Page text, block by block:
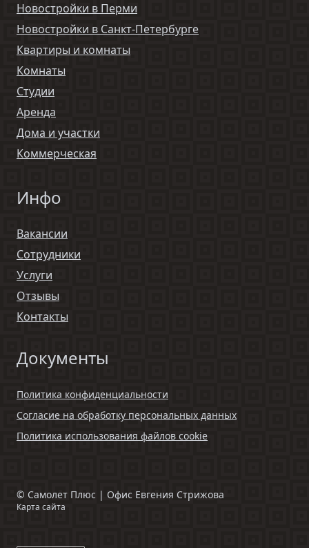
Новостройки в Перми
Новостройки в Санкт-Петербурге
Квартиры и комнаты
Комнаты
Студии
Аренда
Дома и участки
Коммерческая
Инфо
Вакансии
Сотрудники
Услуги
Отзывы
Контакты
Документы
Политика конфиденциальности
Согласие на обработку персональных данных
Политика использования файлов cookie
© Самолет Плюс | Офис Евгения Стрижова
Карта сайта